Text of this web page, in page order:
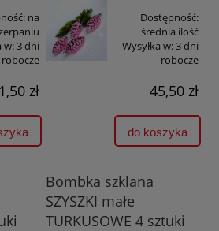
na
w:3 dni
robocze
zł
Dostępność:
średnia ilość
Wysyłka w:3 dni
robocze
45,50 zł
do koszyka
Bombka szklana
SZYSZKI małe
TURKUSOWE 4 sztuki